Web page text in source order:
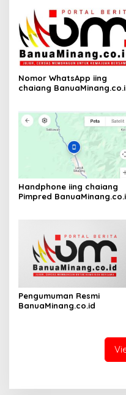
Nomor WhatsApp iing
chaiang
Handphone iing chaiang
Pimpred
Pengumuman Resmi
BanuaMinang.co.id